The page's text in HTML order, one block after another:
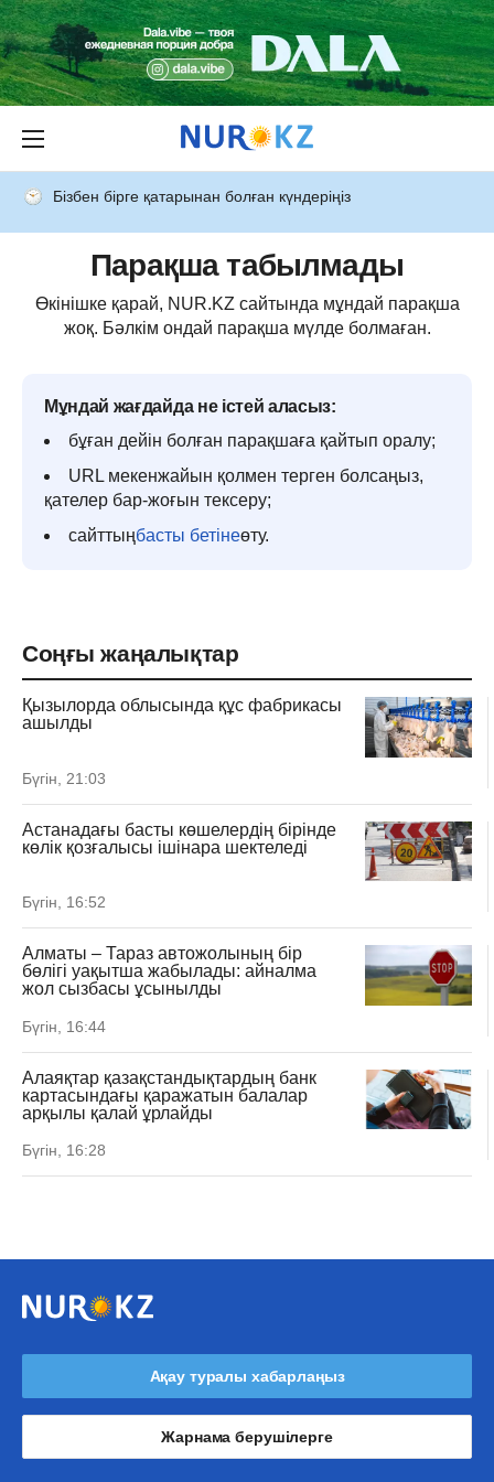
Бізбен бірге қатарынан болған күндеріңіз
Парақша табылмады
Өкінішке қарай, NUR.KZ сайтында мұндай парақша
жоқ. Бәлкім ондай парақша мүлде болмаған.
Мұндай жағдайда не істей аласыз:
бұған дейін болған парақшаға қайтып оралу;
URL мекенжайын қолмен терген болсаңыз,
қателер бар-жоғын тексеру;
сайттыңбасты бетінеөту.
Соңғы жаңалықтар
Қызылорда облысында құс фабрикасы
ашылды
Бүгін, 21:03
Астанадағы басты көшелердің бірінде
көлік қозғалысы ішінара шектеледі
Бүгін, 16:52
Алматы – Тараз автожолының бір
бөлігі уақытша жабылады: айналма
жол сызбасы ұсынылды
Бүгін, 16:44
Алаяқтар қазақстандықтардың банк
картасындағы қаражатын балалар
арқылы қалай ұрлайды
Бүгін, 16:28
Ақау туралы хабарлаңыз
Жарнама берушілерге